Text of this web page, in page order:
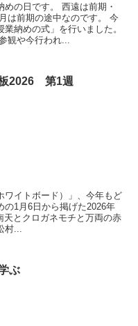
の日です。 西遠は前期・
は前期の途中なのです。 今
納めの式」を行いました。
観や今行われ...
2026 第1週
ワイトボード）」、今年もど
の1月6日から掲げた2026年
天とクロガネモチと万両の赤
...
ぶ